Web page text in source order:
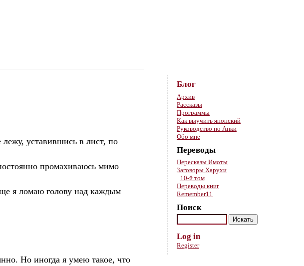
уставившись в лист, по
промахиваюсь мимо
я ломаю голову над каждым
Но иногда я умею такое, что
Блог
Архив
Рассказы
Программы
Как выучить японский
Руководство по Анки
Обо мне
Переводы
Пересказы Имоты
Заговоры Харухи
10-й том
Переводы книг
Remember11
Поиск
Log in
Register